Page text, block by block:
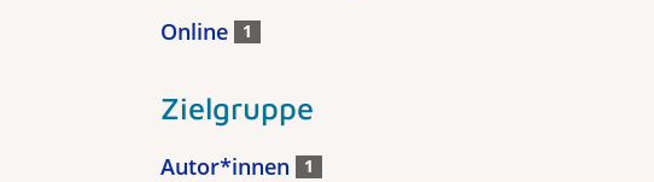
Online 1
Zielgruppe
Autor*innen 1